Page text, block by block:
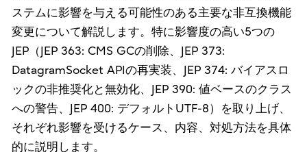
ステムに影響を与える可能性のある主要な非互換機能
変更について解説します。特に影響度の高い5つの
JEP（JEP 363: CMS GCの削除、JEP 373:
DatagramSocket APIの再実装、JEP 374: バイアスロ
ックの非推奨化と無効化、JEP 390: 値ベースのクラス
への警告、JEP 400: デフォルトUTF-8）を取り上げ、
それぞれ影響を受けるケース、内容、対処方法を具体
的に説明します。